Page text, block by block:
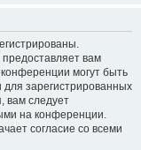
предоставляет вам
могут быть
зарегистрированных
вам следует
на конференции.
согласие со всеми